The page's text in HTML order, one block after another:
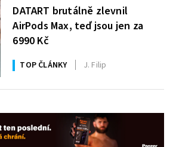
DATART brutálně zlevnil
AirPods Max, teď jsou jen za
6990 Kč
TOP ČLÁNKY J. Filip